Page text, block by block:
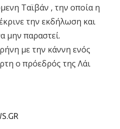
Ταϊβάν , την οποία η
την εκδήλωση και
μην παραστεί.
με την κάννη ενός
ο πρόεδρός της Λάι